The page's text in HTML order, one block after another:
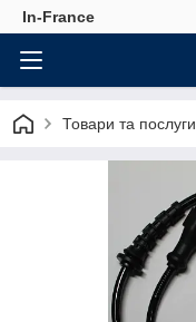
In-France
Товари та послуги